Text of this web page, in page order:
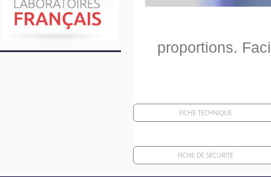
proportions.
FICHE TECHNIQUE
FICHE DE SÉCURITÉ